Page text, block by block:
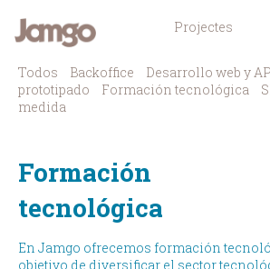
Projectes
Todos Backoffice Desarrollo web y
prototipado
Formación tecnológica
medida
Formación
tecnológica
En Jamgo ofrecemos formación
objetivo de diversificar el sector